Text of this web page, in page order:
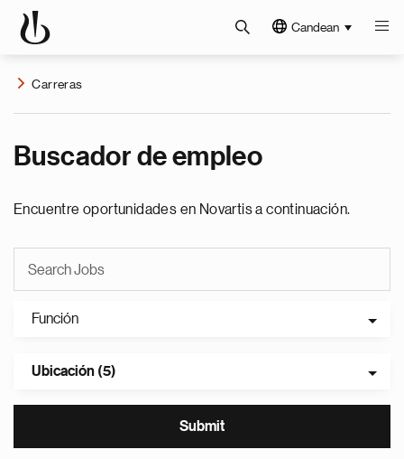
Candean
Carreras
Buscador de empleo
Encuentre oportunidades en Novartis a continuación.
Función
Ubicación (5)